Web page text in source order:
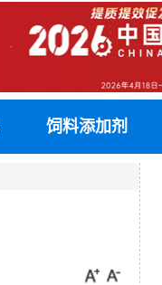
饲料添加剂